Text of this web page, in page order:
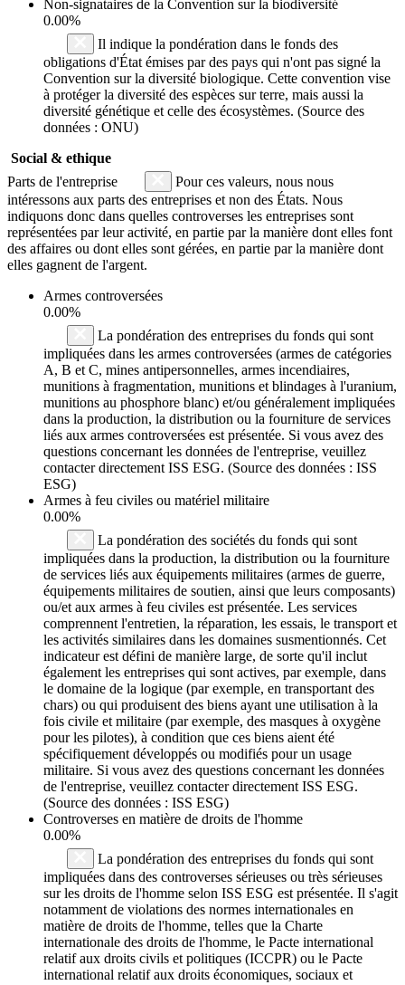
Non-signataires de la Convention sur la biodiversité
0.00%
Il indique la pondération dans le fonds des
obligations d'État émises par des pays qui n'ont pas signé la
Convention sur la diversité biologique. Cette convention vise
à protéger la diversité des espèces sur terre, mais aussi la
diversité génétique et celle des écosystèmes. (Source des
données : ONU)
Social & ethique
Parts de l'entreprise
Pour ces valeurs, nous nous
intéressons aux parts des entreprises et non des États. Nous
indiquons donc dans quelles controverses les entreprises sont
représentées par leur activité, en partie par la manière dont elles font
des affaires ou dont elles sont gérées, en partie par la manière dont
elles gagnent de l'argent.
Armes controversées
0.00%
La pondération des entreprises du fonds qui sont
impliquées dans les armes controversées (armes de catégories
A, B et C, mines antipersonnelles, armes incendiaires,
munitions à fragmentation, munitions et blindages à l'uranium,
munitions au phosphore blanc) et/ou généralement impliquées
dans la production, la distribution ou la fourniture de services
liés aux armes controversées est présentée. Si vous avez des
questions concernant les données de l'entreprise, veuillez
contacter directement ISS ESG. (Source des données : ISS
ESG)
Armes à feu civiles ou matériel militaire
0.00%
La pondération des sociétés du fonds qui sont
impliquées dans la production, la distribution ou la fourniture
de services liés aux équipements militaires (armes de guerre,
équipements militaires de soutien, ainsi que leurs composants)
ou/et aux armes à feu civiles est présentée. Les services
comprennent l'entretien, la réparation, les essais, le transport et
les activités similaires dans les domaines susmentionnés. Cet
indicateur est défini de manière large, de sorte qu'il inclut
également les entreprises qui sont actives, par exemple, dans
le domaine de la logique (par exemple, en transportant des
chars) ou qui produisent des biens ayant une utilisation à la
fois civile et militaire (par exemple, des masques à oxygène
pour les pilotes), à condition que ces biens aient été
spécifiquement développés ou modifiés pour un usage
militaire. Si vous avez des questions concernant les données
de l'entreprise, veuillez contacter directement ISS ESG.
(Source des données : ISS ESG)
Controverses en matière de droits de l'homme
0.00%
La pondération des entreprises du fonds qui sont
impliquées dans des controverses sérieuses ou très sérieuses
sur les droits de l'homme selon ISS ESG est présentée. Il s'agit
notamment de violations des normes internationales en
matière de droits de l'homme, telles que la Charte
internationale des droits de l'homme, le Pacte international
relatif aux droits civils et politiques (ICCPR) ou le Pacte
international relatif aux droits économiques, sociaux et